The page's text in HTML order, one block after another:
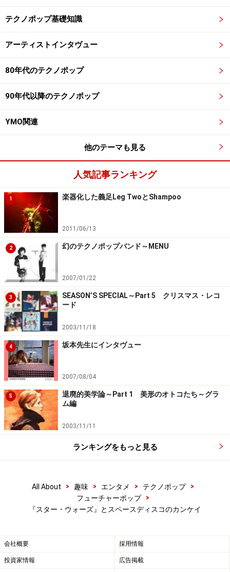
テクノポップ基礎知識
アーティストインタヴュー
80年代のテクノポップ
90年代以降のテクノポップ
YMO関連
他のテーマも見る
人気記事ランキング
1 楽器化した義足Leg TwoとShampoo
2011/06/13
2 幻のテクノポップバンド～MENU
2007/01/22
3
SEASON’S SPECIAL～Part 5 クリスマス・レコ
ード
2003/11/18
4 坂本先生にインタヴュー
2007/08/04
5
退廃的美学論～Part 1 美形のオトコたち～グラ
ム編
2003/11/11
ランキングをもっと見る
All About > 趣味 > エンタメ > テクノポップ
>
フューチャーポップ
>
『スター・ウォーズ』とスペースディスコのカンケイ
会社概要 採用情報
投資家情報 広告掲載